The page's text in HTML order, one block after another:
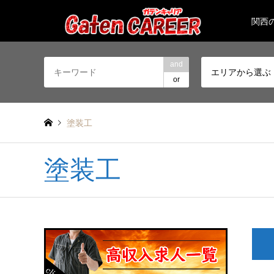
関西
and
or
エリアから選ぶ
塗装工
塗装工